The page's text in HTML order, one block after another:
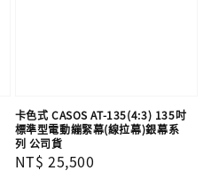
卡色式 CASOS AT-135(4:3) 135吋
標準型電動繃緊幕(線拉幕)銀幕系
列 公司貨
Regular
NT$ 25,500